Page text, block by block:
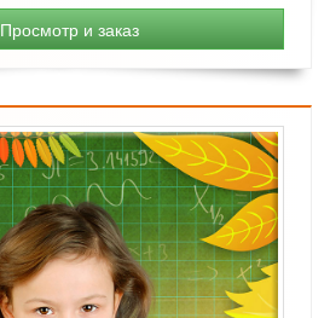
Просмотр и заказ